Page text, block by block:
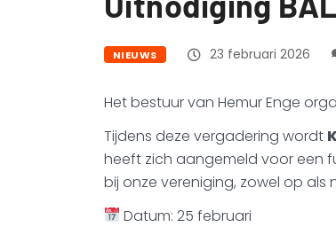
NIEUWS 23 februari 2026
Het bestuur van Hemur Enge
Tijdens deze vergadering wordt
heeft zich aangemeld voor een
bij onze vereniging, zowel op als
Datum: 25 februari